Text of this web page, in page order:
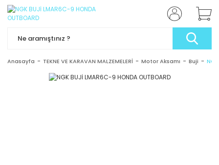
Anasayfa TEKNE VE KARAVAN MALZEMELERİ Motor Aksamı Buji